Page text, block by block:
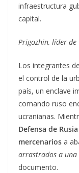
infraestructura
capital.
Prigozhin, líder
Los integrantes
el control de la
país, un enclave
comando ruso
ucranianas.
Defensa de
mercenarios a
arrastrados a
documento.